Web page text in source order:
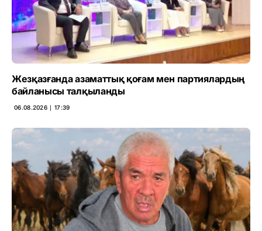
Жезқазғанда азаматтық қоғам мен партиялардың
байланысы талқыланды
06.08.2026 ∣ 17:39